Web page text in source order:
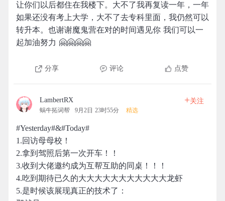
让你们以后都住在我楼下。大不了我再复读一年，一年
如果还没有考上大学，大不了去专科里面，我仍然可以
转升本。也谢谢魔鬼营在对的时间遇见你 我们可以一
起加油努力 🤗🤗🤗🤗
分享 评论 点赞
LambertRX
蜗牛拓词帮 9月2日 23时55分 精选
+关注
#Yesterday#&#Today#
1.回访母母校！
2.拿到驾照后第一次开车！！
3.收到大佬邀约成为互帮互助的同桌！！！
4.吃到期待已久的大大大大大大大大大大大龙虾
5.是时候该展现真正的技术了：